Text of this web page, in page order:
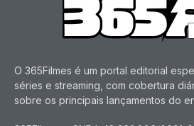
O 365Filmes é um portal editorial
séries e streaming, com cobertura
sobre os principais lançamentos do